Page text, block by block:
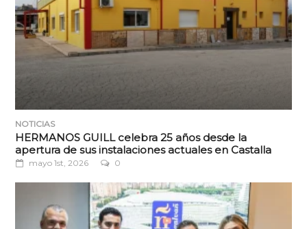
NOTICIAS
HERMANOS GUILL celebra 25 años desde la
apertura de sus instalaciones actuales en Castalla
mayo 1st, 2026 0